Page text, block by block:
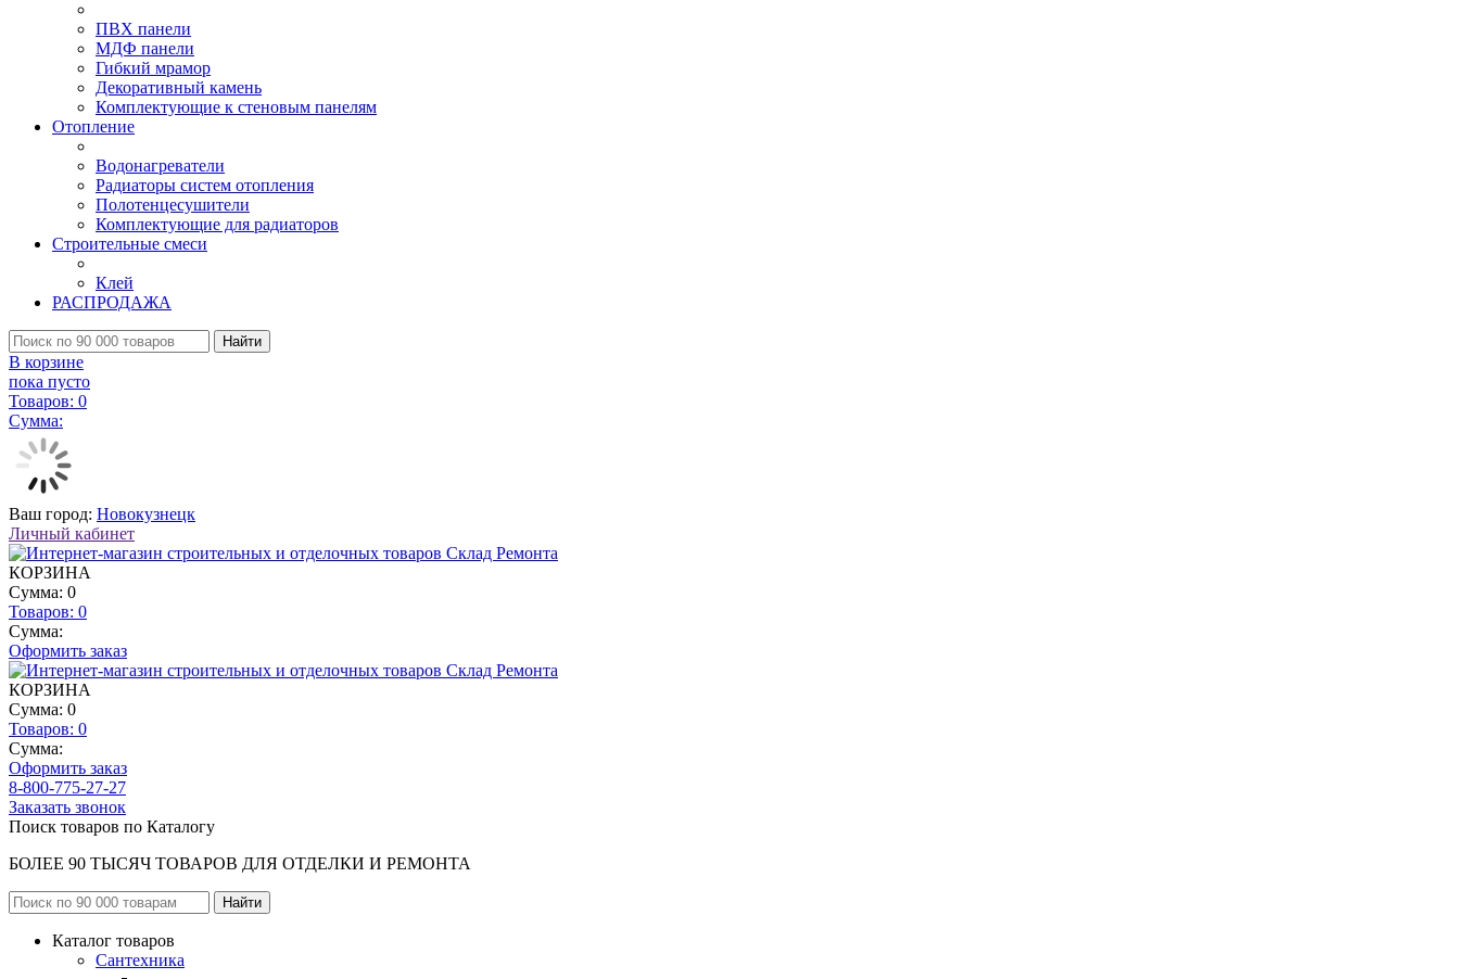
ПВХ панели
МДФ панели
Гибкий мрамор
Декоративный камень
Комплектующие к стеновым панелям
Отопление
Водонагреватели
Радиаторы систем отопления
Полотенцесушители
Комплектующие для радиаторов
Строительные смеси
Клей
РАСПРОДАЖА
Найти
В корзине
пока пусто
Товаров: 0
Сумма:
Ваш город: Новокузнецк
Личный кабинет
КОРЗИНА
Сумма: 0
Товаров: 0
Сумма:
Оформить заказ
КОРЗИНА
Сумма: 0
Товаров: 0
Сумма:
Оформить заказ
8-800-775-27-27
Заказать звонок
Поиск товаров по Каталогу
БОЛЕЕ 90 ТЫСЯЧ ТОВАРОВ ДЛЯ ОТДЕЛКИ И РЕМОНТА
Каталог товаров
Сантехника